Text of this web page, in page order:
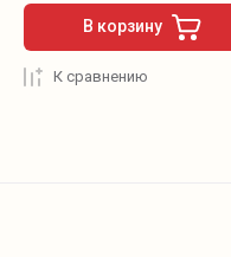
В корзину
К сравнению